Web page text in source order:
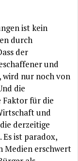
ist kein
durch
der
und
wird nur noch von
die
Faktorfür die
und
die derzeitige
Es ist paradox,
Medien erschwert